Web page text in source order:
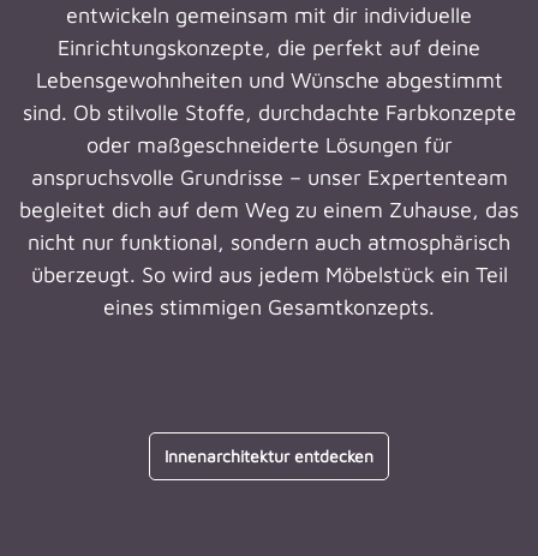
entwickeln gemeinsam mit dir individuelle
Einrichtungskonzepte, die perfekt auf deine
Lebensgewohnheiten und Wünsche abgestimmt
sind. Ob stilvolle Stoffe, durchdachte Farbkonzepte
oder maßgeschneiderte Lösungen für
anspruchsvolle Grundrisse – unser Expertenteam
begleitet dich auf dem Weg zu einem Zuhause, das
nicht nur funktional, sondern auch atmosphärisch
überzeugt. So wird aus jedem Möbelstück ein Teil
eines stimmigen Gesamtkonzepts.
Innenarchitektur entdecken